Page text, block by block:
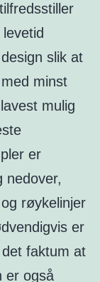
slik at
minst
mulig
er
nedover,
røykelinjer
er
faktum at
er også